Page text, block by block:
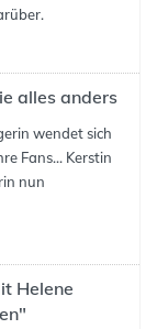
alles anders
wendet sich
Fans... Kerstin
nun
Helene